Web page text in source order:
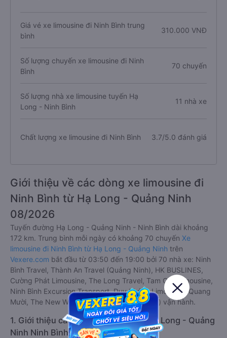
Giá vé xe limousine đi Ninh Bình trung
bình
310.000 VNĐ
Số lượng chuyến xe limousine đi Ninh
Bình
70 chuyến
Số lượng nhà xe limousine tuyến Hạ
Long - Ninh Bình
11 nhà xe
Chất lượng xe limousine đi Ninh Bình 3.7/5.0 đánh giá
Giới thiệu về các dòng xe limousine đi
Ninh Bình từ Hạ Long - Quảng Ninh
08/2026
Tuyến đường Hạ Long - Quảng Ninh - Ninh Bình dài khoảng
172 km. Trung bình mỗi ngày có khoảng 70 chuyến Xe
limousine đi Ninh Bình từ Hạ Long - Quảng Ninh trên
Vexere.com bắt đầu từ 03:50 đến 19:00 bởi 70 nhà xe: Ninh
Bình Travel, Thành An Travel (Quảng Ninh), HK BUSLINES,
Cường Phát Limousine, The Long Travel, Tam Cốc Limousine,
Ninh Bình Excursion Transport, Duy Khánh Limousine, Quang
Mười, The New Way, Green Bus (Quảng Ninh) vận hành.
1. Giới thiệu các dòng xe limousine Hạ Long - Quảng
Ninh Ninh Bình